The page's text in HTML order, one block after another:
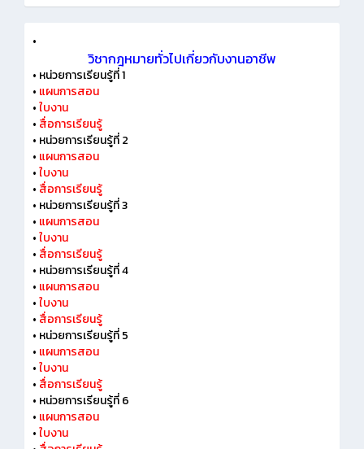
•
วิชากฎหมายทั่วไปเกี่ยวกับงานอาชีพ
• หน่วยการเรียนรู้ที่ 1
• แผนการสอน
•ใบงาน
• สื่อการเรียนรู้
• หน่วยการเรียนรู้ที่ 2
• แผนการสอน
•ใบงาน
• สื่อการเรียนรู้
• หน่วยการเรียนรู้ที่ 3
• แผนการสอน
•ใบงาน
• สื่อการเรียนรู้
• หน่วยการเรียนรู้ที่ 4
• แผนการสอน
•ใบงาน
• สื่อการเรียนรู้
• หน่วยการเรียนรู้ที่ 5
• แผนการสอน
•ใบงาน
• สื่อการเรียนรู้
• หน่วยการเรียนรู้ที่ 6
• แผนการสอน
•ใบงาน